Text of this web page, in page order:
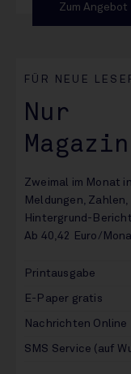
Zum Angebot
FÜR NEUE
Nur
Magazin
Zweimal im Monat
Meldungen,
Hintergrund-
Ab 40,42 Euro/
Printausgabe
E-Paper gratis
Nachrichten Online
SMS Service (auf